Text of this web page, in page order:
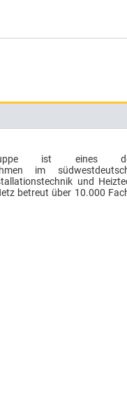
ist eines
im
und
betreut über 10.000